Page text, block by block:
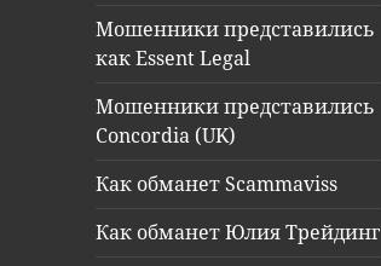
Мошенники представились
как Essent Legal
Мошенники представились
Concordia (UK)
Как обманет Scammaviss
Как обманет Юлия Трейдинг